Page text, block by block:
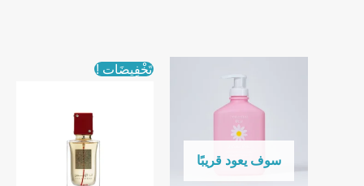
سوف يعود قريبًا
تَخْفِيضَات !